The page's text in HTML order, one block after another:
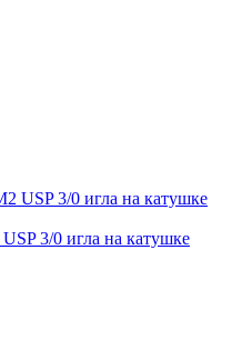
3/0 игла на катушке